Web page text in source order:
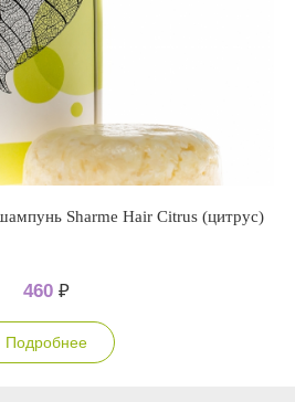
Sharme Hair Citrus (цитрус)
460 ₽
Подробнее